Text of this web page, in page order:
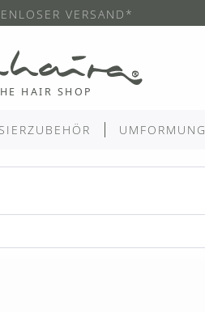
VERSAND*
UMFORMUNG